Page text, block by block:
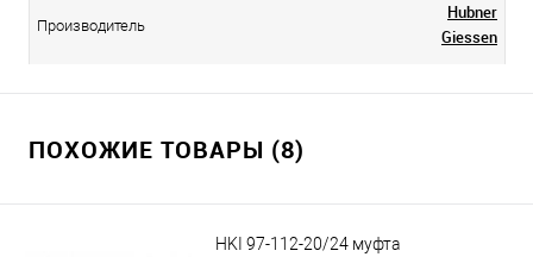
Производитель
Hubner
Giessen
ПОХОЖИЕ ТОВАРЫ (8)
HKI 97-112-20/24 муфта